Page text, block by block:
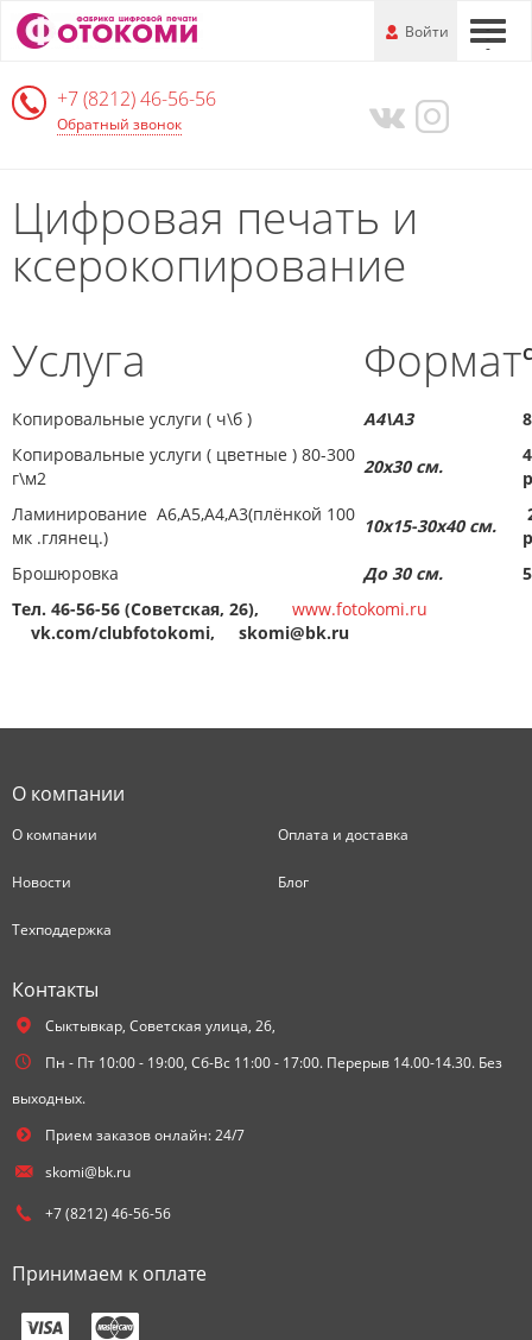
Перейти
к
информации
---
Войти
+7 (8212) 46-56-56
Обратный звонок
Цифровая печать и
ксерокопирование
Услуга
Формат
Копировальные услуги ( ч\б ) А4\А3
Копировальные услуги ( цветные ) 80-300
г\м2
20х30 см.
Ламинирование А6,А5,А4,А3(плёнкой 100
мк .глянец.)
10х15-30х40 см.
р
Брошюровка
До 30 см.
Тел. 46-56-56 (Советская, 26),
www.fotokomi.ru
vk.com/clubfotokomi, skomi@bk.ru
О компании
О компании Оплата и доставка
Новости Блог
Техподдержка
Контакты
Сыктывкар, Советская улица, 26,
Пн - Пт 10:00 - 19:00, Сб-Вс 11:00 - 17:00. Перерыв 14.00-14.30. Без
выходных.
Прием заказов онлайн: 24/7
skomi@bk.ru
+7 (8212) 46-56-56
Принимаем к оплате